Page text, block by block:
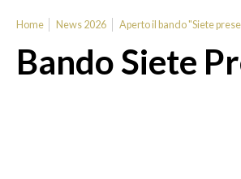
Home News 2026 Aperto il bando "Siete
Bando Siete